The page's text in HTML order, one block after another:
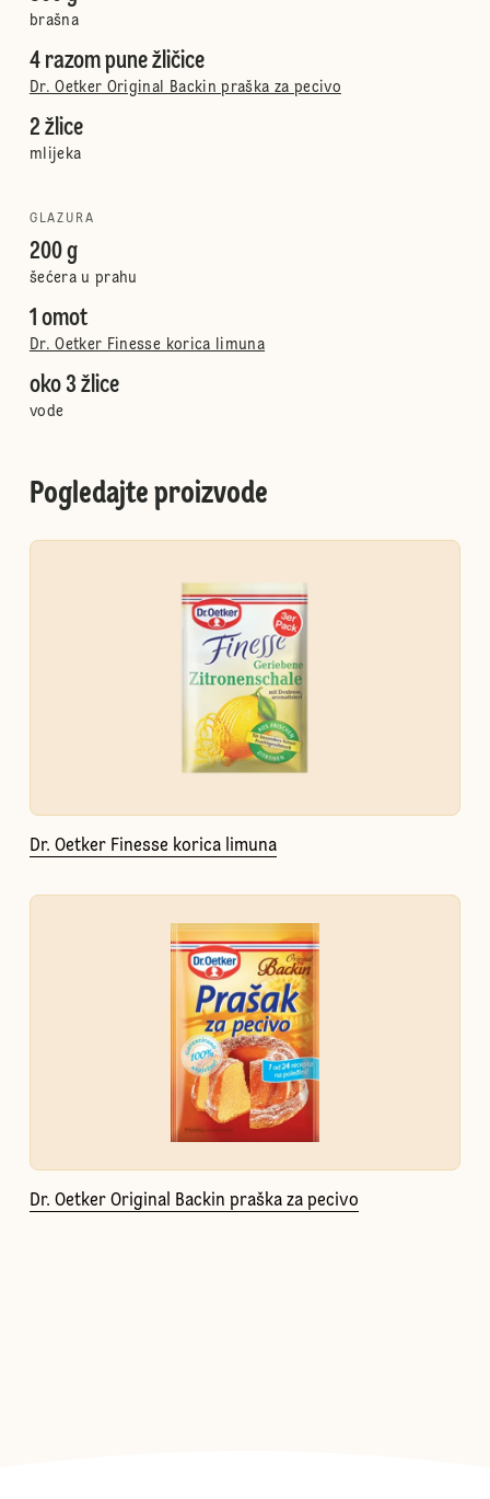
brašna
4 razom pune žličice
Dr. Oetker Original Backin praška za pecivo
2 žlice
mlijeka
GLAZURA
200 g
šećera u prahu
1 omot
Dr. Oetker Finesse korica limuna
oko 3 žlice
vode
Pogledajte proizvode
Dr. Oetker Finesse korica limuna
Dr. Oetker Original Backin praška za pecivo